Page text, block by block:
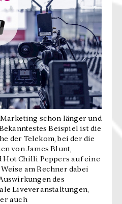
schon länger und
Beispiel ist die
der Telekom, bei der die
von James Blunt,
Hot Chilli Peppers auf eine
am Rechner dabei
des
Liveveranstaltungen,
auch